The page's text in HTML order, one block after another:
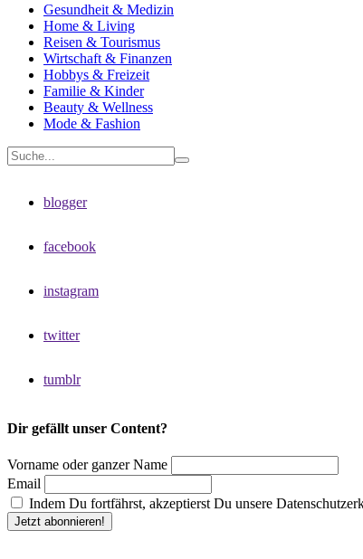
Gesundheit & Medizin
Home & Living
Reisen & Tourismus
Wirtschaft & Finanzen
Hobbys & Freizeit
Familie & Kinder
Beauty & Wellness
Mode & Fashion
blogger
facebook
instagram
twitter
tumblr
Dir gefällt unser Content?
Vorname oder ganzer Name
Email
Indem Du fortfährst, akzeptierst Du unsere